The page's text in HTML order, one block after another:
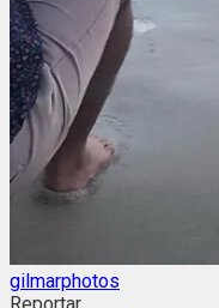
gilmarphotos